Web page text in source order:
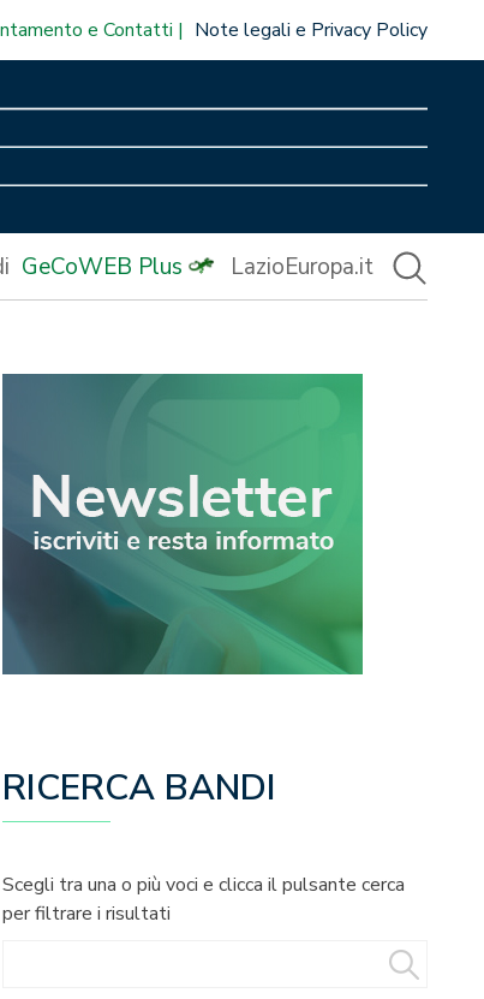
e Contatti Note legali e Privacy Policy
GeCoWEB Plus LazioEuropa.it
RICERCA BANDI
Scegli tra una o più voci e clicca il pulsante cerca
per filtrare i risultati